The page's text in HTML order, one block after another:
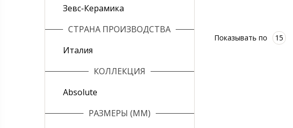
Зевс-Керамика
СТРАНА ПРОИЗВОДСТВА
Италия
КОЛЛЕКЦИЯ
Absolute
РАЗМЕРЫ (ММ)
Показывать по 15